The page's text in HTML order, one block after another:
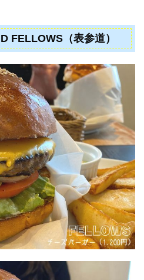
FELLOWS（表参道）